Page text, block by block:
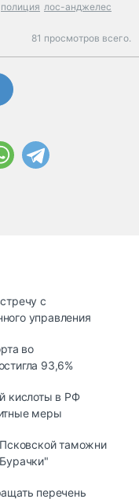
полиция лос-анджелес
81 просмотров всего.
с
управления
во
93,6%
кислоты в РФ
меры
таможни
перечень